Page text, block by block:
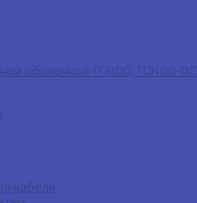
оболочкой ПЭ100, ПЭ100-RC
кабеля